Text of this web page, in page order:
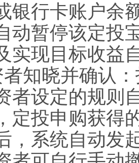
银行卡账户余
动暂停该定投
实现目标收益
者知晓并确认
者设定的规则
定投申购获得
，系统自动发